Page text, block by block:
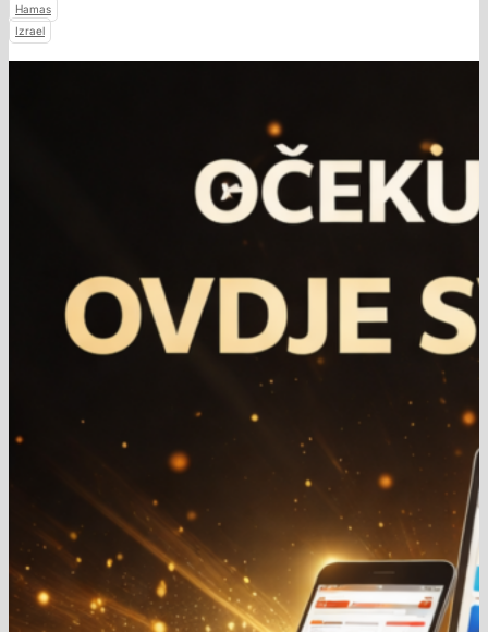
Hamas
Izrael